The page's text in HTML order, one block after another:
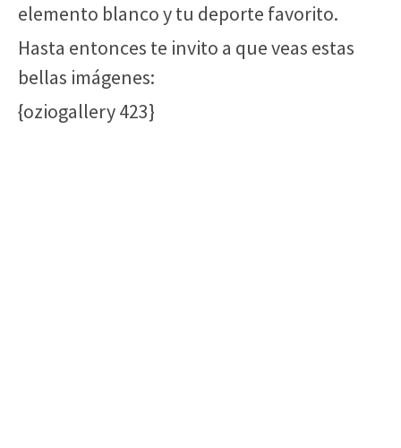
elemento blanco y tu deporte favorito.
Hasta entonces te invito a que veas estas
bellas imágenes:
{oziogallery 423}